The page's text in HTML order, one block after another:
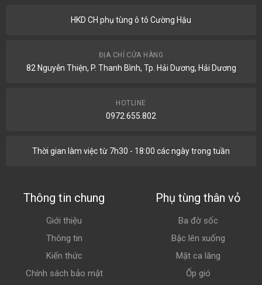
HKD CH phụ tùng ô tô Cường Hậu
ĐỊA CHỈ CỬA HÀNG
82 Nguyễn Thiện, P. Thanh Bình, Tp. Hải Dương, Hải Dương
HOTLINE
0972.655.802
Thời gian làm việc từ 7h30 - 18:00 các ngày trong tuần
Thông tin chung
Giới thiệu
Thông tin
Kiến thức
Chính sách bảo mật
Phụ tùng thân vỏ
Ba đờ sốc
Bậc lên xuống
Mặt ca lăng
Ốp gió